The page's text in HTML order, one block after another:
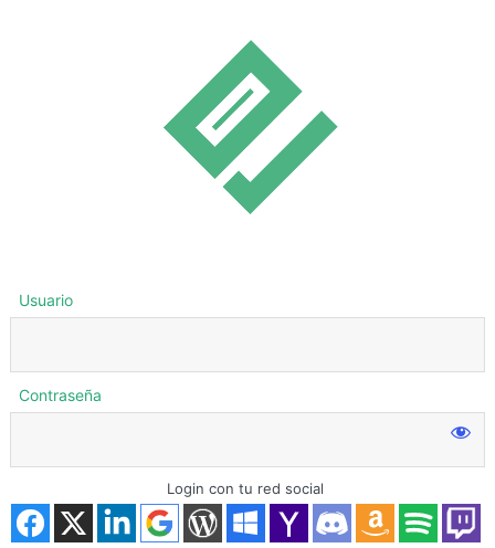
Acceder
Usuario
Contraseña
Login con tu red social